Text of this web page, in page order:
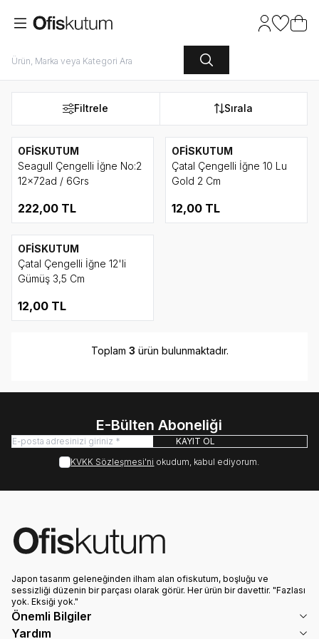
Hesabım
Filtrele Sırala
OFİSKUTUM
Seagull Çengelli İğne No:2
12x72ad / 6Grs
222,00 TL
OFİSKUTUM
Çatal Çengelli İğne 10 Lu
Gold 2 Cm
12,00 TL
OFİSKUTUM
Çatal Çengelli İğne 12'li
Gümüş 3,5 Cm
12,00 TL
Toplam 3 ürün bulunmaktadır.
E-Bülten Aboneliği
KAYIT OL
KVKK Sözleşmesi'ni okudum, kabul ediyorum.
Japon tasarım geleneğinden ilham alan ofiskutum, boşluğu ve
sessizliği düzenin bir parçası olarak görür. Her ürün bir davettir. "Fazlası
yok. Eksiği yok."
Önemli Bilgiler
Yardım